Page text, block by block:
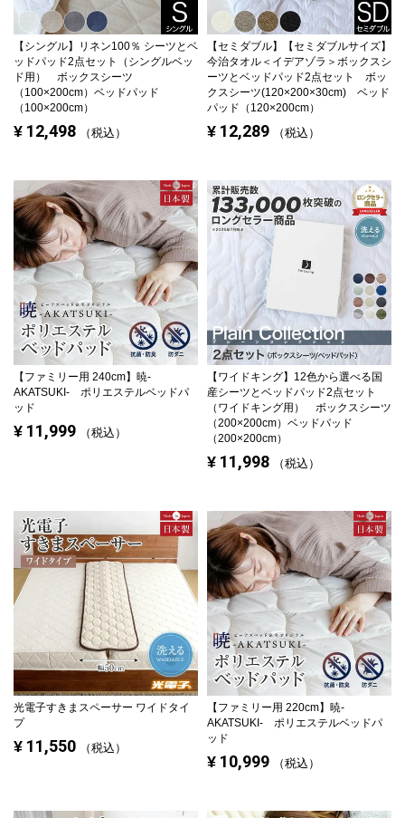
【シングル】
リネン100％ シーツとベ
ッドパッド2点セット（シングルベッ
ド用） ボックスシーツ
（100×200cm）ベッドパッド
（100×200cm）
¥ 12,498 税込
【セミダブル】
【セミダブルサイズ】
今治タオル＜イデアゾラ＞ボックスシ
ーツとベッドパッド2点セット ボッ
クスシーツ(120×200×30cm) ベッド
パッド（120×200cm）
¥ 12,289 税込
【ファミリー用 240cm】 暁-
AKATSUKI- ポリエステルベッドパ
ッド
¥ 11,999 税込
【ワイドキング】 12色から選べる国
産シーツとベッドパッド2点セット
（ワイドキング用） ボックスシーツ
（200×200cm）ベッドパッド
（200×200cm）
¥ 11,998 税込
光電子すきまスペーサー ワイドタイ
プ
¥ 11,550 税込
【ファミリー用 220cm】 暁-
AKATSUKI- ポリエステルベッドパ
ッド
¥ 10,999 税込